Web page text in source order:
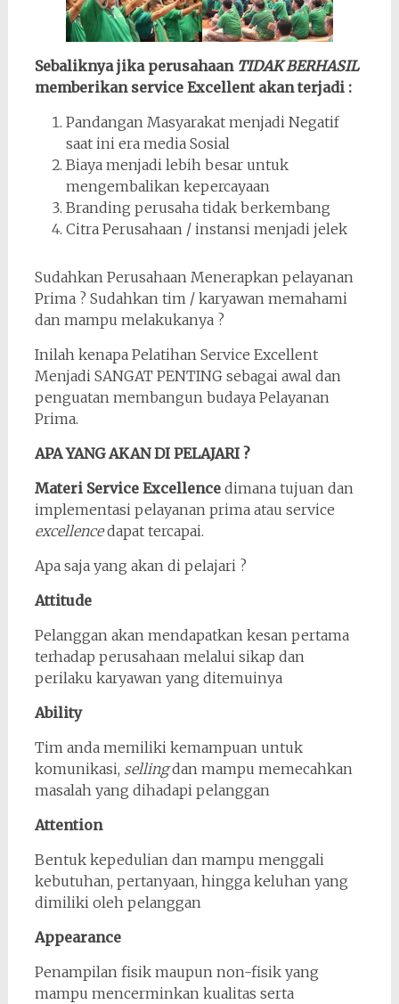
Sebaliknya jika perusahaan TIDAK BERHASIL
memberikan service Excellent akan terjadi :
Pandangan Masyarakat menjadi Negatif
saat ini era media Sosial
Biaya menjadi lebih besar untuk
mengembalikan kepercayaan
Branding perusaha tidak berkembang
Citra Perusahaan / instansi menjadi jelek
Sudahkan Perusahaan Menerapkan pelayanan
Prima ? Sudahkan tim / karyawan memahami
dan mampu melakukanya ?
Inilah kenapa Pelatihan Service Excellent
Menjadi SANGAT PENTING sebagai awal dan
penguatan membangun budaya Pelayanan
Prima.
APA YANG AKAN DI PELAJARI ?
Materi Service Excellencedimana tujuan dan
implementasi pelayanan prima atau service
excellencedapat tercapai.
Apa saja yang akan di pelajari ?
Attitude
Pelanggan akan mendapatkan kesan pertama
terhadap perusahaan melalui sikap dan
perilaku karyawan yang ditemuinya
Ability
Tim anda memiliki kemampuan untuk
komunikasi, sellingdan mampu memecahkan
masalah yang dihadapi pelanggan
Attention
Bentuk kepedulian dan mampu menggali
kebutuhan, pertanyaan, hingga keluhan yang
dimiliki oleh pelanggan
Appearance
Penampilan fisik maupun non-fisik yang
mampu mencerminkan kualitas serta